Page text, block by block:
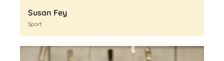
Susan Fey
Sport